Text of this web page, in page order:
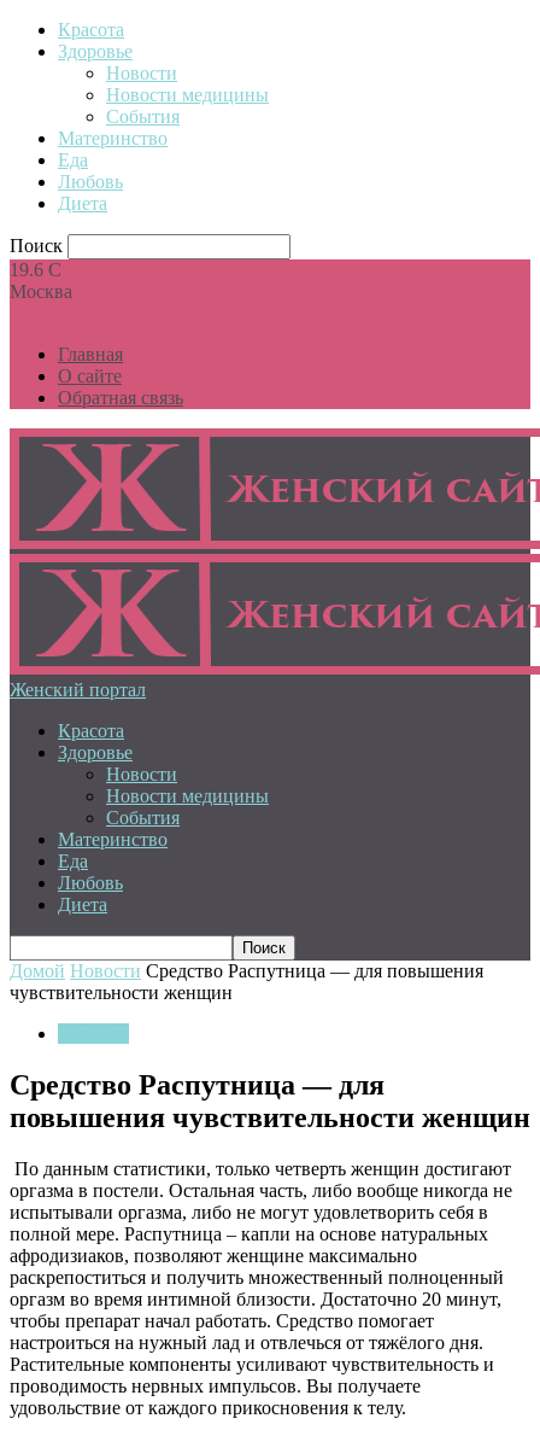
Красота
Здоровье
Новости
Новости медицины
События
Материнство
Еда
Любовь
Диета
Поиск
19.6 C
Москва
Главная
О сайте
Обратная связь
Женский портал
Красота
Здоровье
Новости
Новости медицины
События
Материнство
Еда
Любовь
Диета
Домой Новости Средство Распутница — для повышения
чувствительности женщин
Средство Распутница — для
повышения чувствительности женщин
По данным статистики, только четверть женщин достигают
оргазма в постели. Остальная часть, либо вообще никогда не
испытывали оргазма, либо не могут удовлетворить себя в
полной мере. Распутница – капли на основе натуральных
афродизиаков, позволяют женщине максимально
раскрепоститься и получить множественный полноценный
оргазм во время интимной близости. Достаточно 20 минут,
чтобы препарат начал работать. Средство помогает
настроиться на нужный лад и отвлечься от тяжёлого дня.
Растительные компоненты усиливают чувствительность и
проводимость нервных импульсов. Вы получаете
удовольствие от каждого прикосновения к телу.